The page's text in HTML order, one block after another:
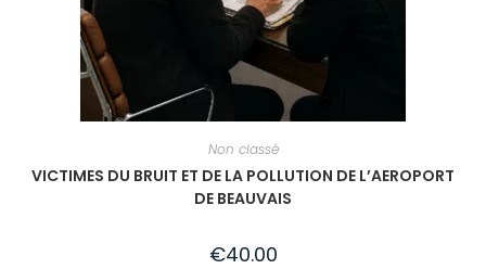
Non classé
VICTIMES DU BRUIT ET DE LA POLLUTION DE L’AEROPORT
DE BEAUVAIS
€40.00